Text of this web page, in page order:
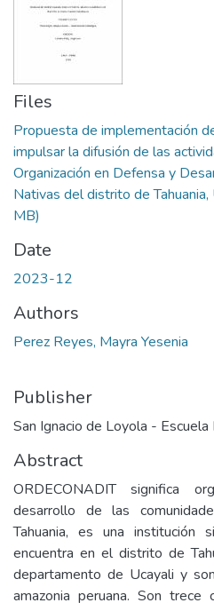
Files
Propuesta de implementación
impulsar la difusión de las
Organización en Defensa y
Nativas del distrito de
MB)
Date
2023-12
Authors
Perez Reyes, Mayra Yesenia
Publisher
San Ignacio de Loyola - Escuela
Abstract
ORDECONADIT significa
desarrollo de las
Tahuania, es una
encuentra en el distrito de
departamento de Ucayali y
amazonia peruana. Son trece